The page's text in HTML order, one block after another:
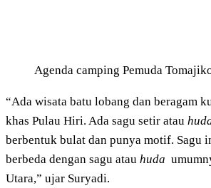
Agenda camping Pemuda
“Ada wisata batu lobang dan beragam
khas Pulau Hiri. Ada sagu setir atau
berbentuk bulat dan punya motif. Sagu
berbeda dengan sagu atau huda
Utara,” ujar Suryadi.